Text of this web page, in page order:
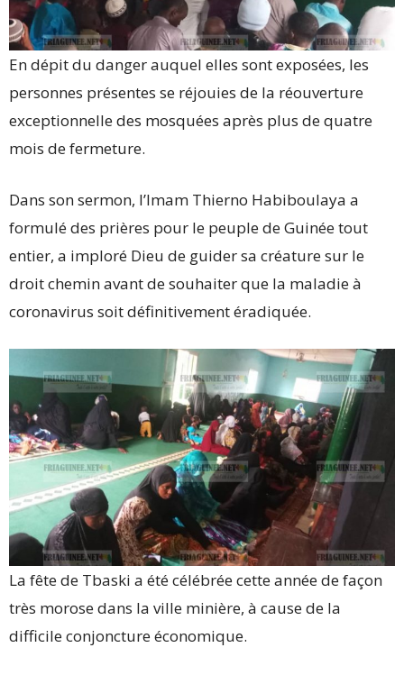
En dépit du danger auquel elles sont exposées, les
personnes présentes se réjouies de la réouverture
exceptionnelle des mosquées après plus de quatre
mois de fermeture.
Dans son sermon, l’Imam Thierno Habiboulaya a
formulé des prières pour le peuple de Guinée tout
entier, a imploré Dieu de guider sa créature sur le
droit chemin avant de souhaiter que la maladie à
coronavirus soit définitivement éradiquée.
La fête de Tbaski a été célébrée cette année de façon
très morose dans la ville minière, à cause de la
difficile conjoncture économique.